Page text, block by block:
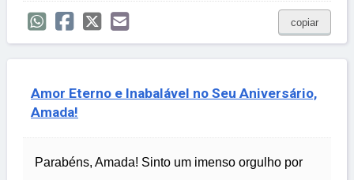
copiar
Amor Eterno e Inabalável no Seu Aniversário,
Amada!
Parabéns, Amada! Sinto um imenso orgulho por